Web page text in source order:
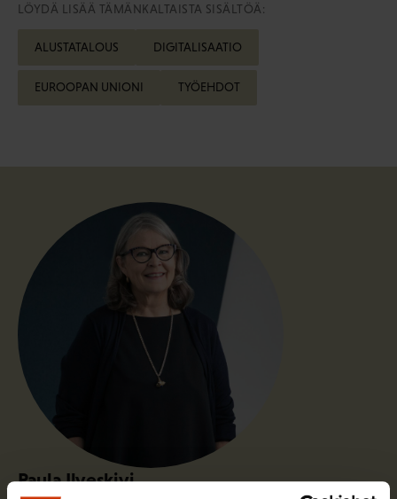
LÖYDÄ LISÄÄ TÄMÄNKALTAISTA SISÄLTÖÄ:
ALUSTATALOUS DIGITALISAATIO
EUROOPAN UNIONI TYÖEHDOT
Paula Ilveskivi